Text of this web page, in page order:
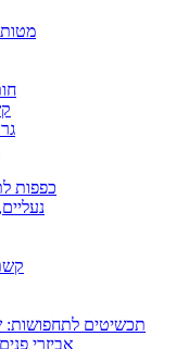
כפפות
תכשיטים לתחפושות:
אביזרי